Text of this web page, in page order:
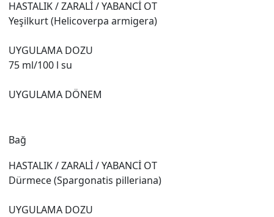
HASTALIK / ZARALİ / YABANCİ OT
Yeşilkurt (Helicoverpa armigera)
UYGULAMA DOZU
75 ml/100 l su
UYGULAMA DÖNEM
Bağ
HASTALIK / ZARALİ / YABANCİ OT
Dürmece (Spargonatis pilleriana)
UYGULAMA DOZU